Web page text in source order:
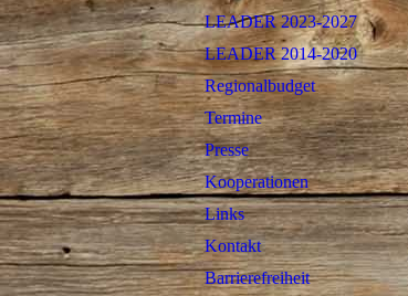
LEADER 2023-2027
LEADER 2014-2020
Regionalbudget
Termine
Presse
Kooperationen
Links
Kontakt
Barrierefreiheit